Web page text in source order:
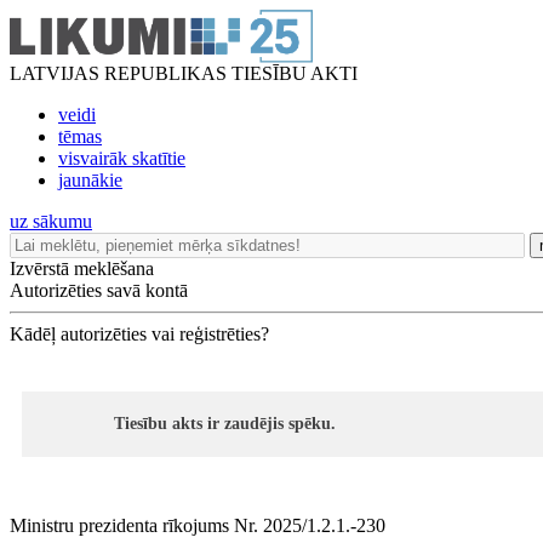
LATVIJAS REPUBLIKAS TIESĪBU AKTI
veidi
tēmas
visvairāk skatītie
jaunākie
uz sākumu
Izvērstā meklēšana
Autorizēties savā kontā
Kādēļ autorizēties vai reģistrēties?
Tiesību akts ir zaudējis spēku.
Ministru prezidenta rīkojums Nr. 2025/1.2.1.-230